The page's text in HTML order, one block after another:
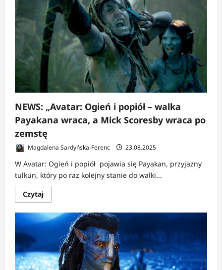
Avatar:
Frontiers
of
Pandora
dostaje
duże
DLC
powiązane
trzecim
filmem
NEWS: „Avatar: Ogień i popiół – walka
Payakana wraca, a Mick Scoresby wraca po
zemstę
Magdalena Sardyńska-Ferenc 23.08.2025
W Avatar: Ogień i popiół pojawia się Payakan, przyjazny
tulkun, który po raz kolejny stanie do walki...
CzytajDowiedz
się
o
NEWS:
„Avatar:
Ogień
popiół
–
walka